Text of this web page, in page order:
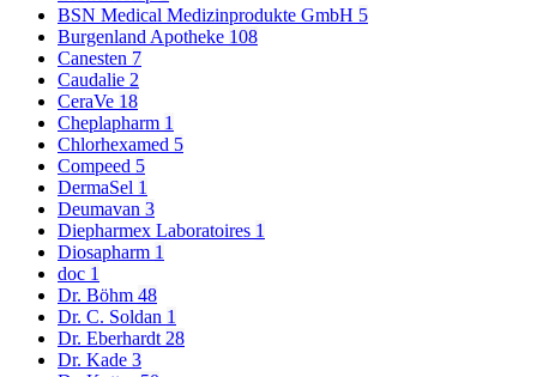
BSN Medical Medizinprodukte GmbH 5
Burgenland Apotheke 108
Canesten 7
Caudalie 2
CeraVe 18
Cheplapharm 1
Chlorhexamed 5
Compeed 5
DermaSel 1
Deumavan 3
Diepharmex Laboratoires 1
Diosapharm 1
doc 1
Dr. Böhm 48
Dr. C. Soldan 1
Dr. Eberhardt 28
Dr. Kade 3